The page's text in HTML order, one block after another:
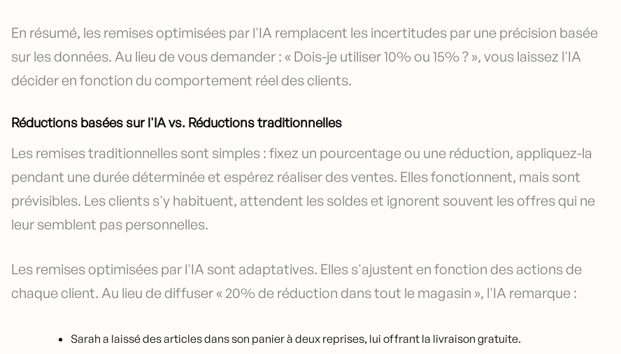
En résumé, les remises optimisées par l'IA remplacent les incertitudes par une précision basée
sur les données. Au lieu de vous demander : « Dois-je utiliser 10% ou 15% ? », vous laissez l'IA
décider en fonction du comportement réel des clients.
Réductions basées sur l'IA vs. Réductions traditionnelles
Les remises traditionnelles sont simples : fixez un pourcentage ou une réduction, appliquez-la
pendant une durée déterminée et espérez réaliser des ventes. Elles fonctionnent, mais sont
prévisibles. Les clients s'y habituent, attendent les soldes et ignorent souvent les offres qui ne
leur semblent pas personnelles.
Les remises optimisées par l'IA sont adaptatives. Elles s'ajustent en fonction des actions de
chaque client. Au lieu de diffuser « 20% de réduction dans tout le magasin », l'IA remarque :
Sarah a laissé des articles dans son panier à deux reprises, lui offrant la livraison gratuite.